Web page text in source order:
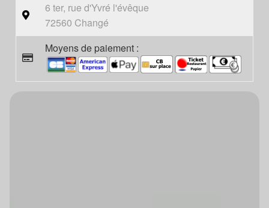
6 ter, rue d'Yvré l'évêque
72560 Changé
Moyens de paiement :